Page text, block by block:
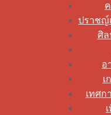
ปราชญ์
ศิ
อ
เ
เทศก